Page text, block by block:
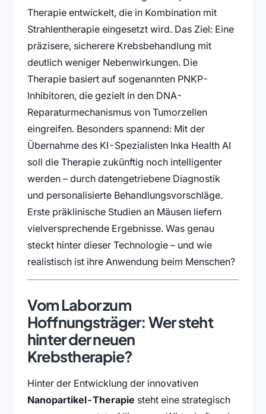
Therapie entwickelt, die in Kombination mit
Strahlentherapie eingesetzt wird. Das Ziel: Eine
präzisere, sicherere Krebsbehandlung mit
deutlich weniger Nebenwirkungen. Die
Therapie basiert auf sogenannten PNKP-
Inhibitoren, die gezielt in den DNA-
Reparaturmechanismus von Tumorzellen
eingreifen. Besonders spannend: Mit der
Übernahme des KI-Spezialisten Inka Health AI
soll die Therapie zukünftig noch intelligenter
werden – durch datengetriebene Diagnostik
und personalisierte Behandlungsvorschläge.
Erste präklinische Studien an Mäusen liefern
vielversprechende Ergebnisse. Was genau
steckt hinter dieser Technologie – und wie
realistisch ist ihre Anwendung beim Menschen?
Vom Labor zum
Hoffnungsträger: Wer steht
hinter der neuen
Krebstherapie?
Hinter der Entwicklung der innovativen
Nanopartikel-Therapie steht eine strategisch